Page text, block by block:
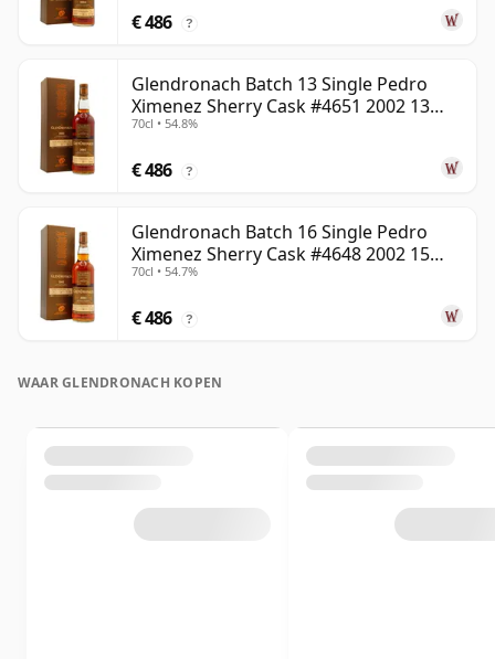
€ 486 ?
Glendronach Batch 13 Single Pedro
Ximenez Sherry Cask #4651 2002 13
jaar oud
70cl • 54.8%
€ 486 ?
Glendronach Batch 16 Single Pedro
Ximenez Sherry Cask #4648 2002 15
jaar oud
70cl • 54.7%
€ 486 ?
WAAR GLENDRONACH KOPEN